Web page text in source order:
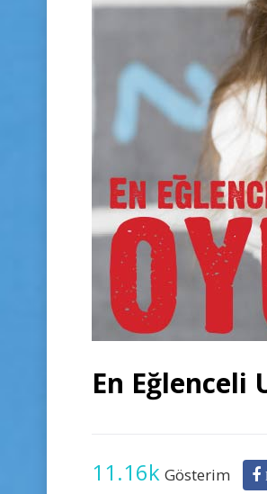
En Eğlenceli
11.16k Gösterim